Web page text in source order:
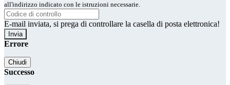
all'indirizzo indicato con le istruzioni necessarie.
E-mail inviata, si prega di controllare la casella di posta elettronica!
Errore
Chiudi
Successo